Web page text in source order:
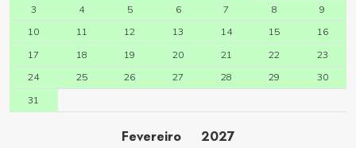
3
4 5 6 7 8
9
10
11 12 13 14 15
16
17
18 19 20 21 22
23
24
25 26 27 28 29
30
31
Fevereiro 2027